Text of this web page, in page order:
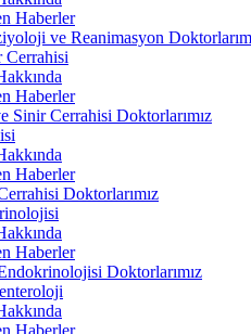
Haberler
ve Reanimasyon
Cerrahisi
Haberler
Sinir Cerrahisi Doktorlarımız
Haberler
Doktorlarımız
Haberler
Doktorlarımız
Haberler